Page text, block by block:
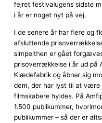
fejret festivalugens sidste
i år er noget nyt på vej.
I de senere år har flere og
afsluttende
simpelthen er gået
prisoverrækkelse i år ud på
Klædefabrik og åbner sig
dem, der har lyst til at være
filmskabere hyldes. På
1.500 publikummer,
publikummer – så der er